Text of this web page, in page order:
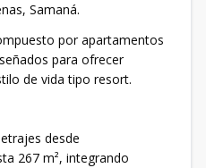
Samaná.
por apartamentos
para ofrecer
de vida tipo resort.
desde
267 m², integrando